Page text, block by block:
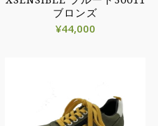
ブロンズ
¥44,000